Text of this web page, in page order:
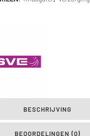
BESCHRIJVING
BEOORDELINGEN (0)